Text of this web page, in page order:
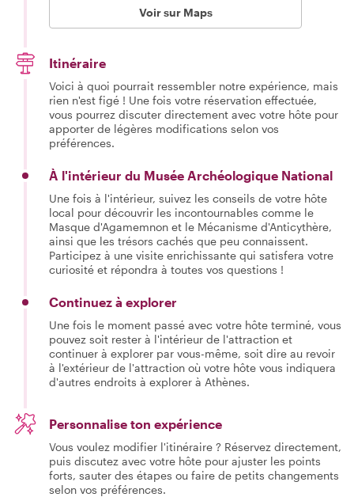
Voir sur Maps
Itinéraire
Voici à quoi pourrait ressembler notre expérience, mais
rien n'est figé ! Une fois votre réservation effectuée,
vous pourrez discuter directement avec votre hôte pour
apporter de légères modifications selon vos
préférences.
À l'intérieur du Musée Archéologique National
Une fois à l'intérieur, suivez les conseils de votre hôte
local pour découvrir les incontournables comme le
Masque d'Agamemnon et le Mécanisme d'Anticythère,
ainsi que les trésors cachés que peu connaissent.
Participez à une visite enrichissante qui satisfera votre
curiosité et répondra à toutes vos questions !
Continuez à explorer
Une fois le moment passé avec votre hôte terminé, vous
pouvez soit rester à l'intérieur de l'attraction et
continuer à explorer par vous-même, soit dire au revoir
à l'extérieur de l'attraction où votre hôte vous indiquera
d'autres endroits à explorer à Athènes.
Personnalise ton expérience
Vous voulez modifier l'itinéraire ? Réservez directement,
puis discutez avec votre hôte pour ajuster les points
forts, sauter des étapes ou faire de petits changements
selon vos préférences.